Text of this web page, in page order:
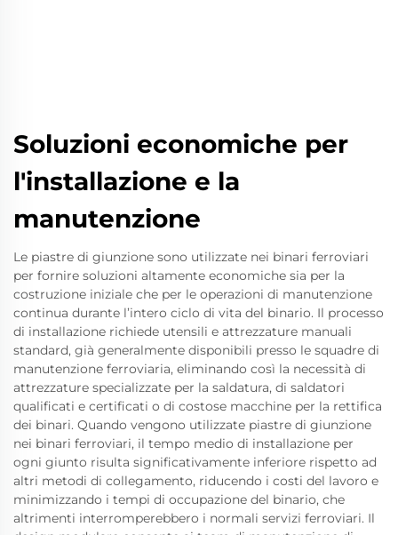
Soluzioni economiche per
l'installazione e la
manutenzione
Le piastre di giunzione sono utilizzate nei binari ferroviari
per fornire soluzioni altamente economiche sia per la
costruzione iniziale che per le operazioni di manutenzione
continua durante l’intero ciclo di vita del binario. Il processo
di installazione richiede utensili e attrezzature manuali
standard, già generalmente disponibili presso le squadre di
manutenzione ferroviaria, eliminando così la necessità di
attrezzature specializzate per la saldatura, di saldatori
qualificati e certificati o di costose macchine per la rettifica
dei binari. Quando vengono utilizzate piastre di giunzione
nei binari ferroviari, il tempo medio di installazione per
ogni giunto risulta significativamente inferiore rispetto ad
altri metodi di collegamento, riducendo i costi del lavoro e
minimizzando i tempi di occupazione del binario, che
altrimenti interromperebbero i normali servizi ferroviari. Il